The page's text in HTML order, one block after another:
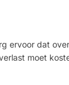
ervoor dat
moet